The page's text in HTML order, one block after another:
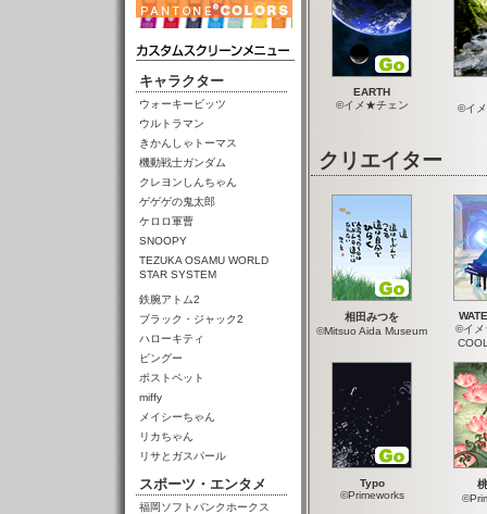
EARTH
©イメ★チェン
©イ
クリエイター
相田みつを
©Mitsuo Aida Museum
©イ
Typo
©Primeworks
キャラクター
ウォーキービッツ
ウルトラマン
きかんしゃトーマス
機動戦士ガンダム
クレヨンしんちゃん
ゲゲゲの鬼太郎
ケロロ軍曹
SNOOPY
TEZUKA OSAMU WORLD
STAR SYSTEM
鉄腕アトム2
ブラック・ジャック2
ハローキティ
ピングー
ポストペット
miffy
メイシーちゃん
リカちゃん
リサとガスパール
スポーツ・エンタメ
福岡ソフトバンクホークス